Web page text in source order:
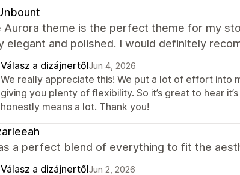
Aurora theme is the perfect theme for my
elegant and polished. I would definitely
Válasz a dizájnertőlJun 4, 2026
We really appreciate this! We put a lot of effort into
giving you plenty of flexibility. So it’s great to hear
honestly means a lot. Thank you!
a perfect blend of everything to fit the
Válasz a dizájnertőlJun 2, 2026